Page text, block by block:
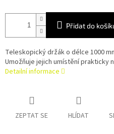
Přidat do
Teleskopický držák o délce 1000
Umožňuje jejich umístění prakticky
Detailní informace
ZEPTAT SE HLÍDAT